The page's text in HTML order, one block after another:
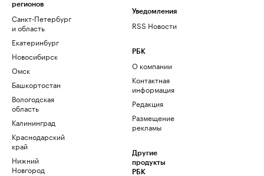
регионов
Санкт-Петербург
и область
Екатеринбург
Новосибирск
Омск
Башкортостан
Вологодская
область
Калининград
Краснодарский
край
Нижний
Новгород
Уведомления
RSS Новости
РБК
О компании
Контактная
информация
Редакция
Размещение
рекламы
Другие
продукты
РБК